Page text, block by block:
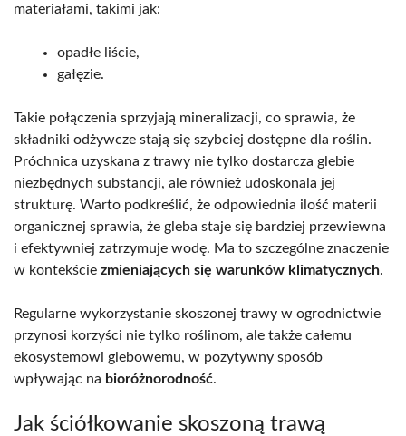
materiałami, takimi jak:
opadłe liście,
gałęzie.
Takie połączenia sprzyjają mineralizacji, co sprawia, że
składniki odżywcze stają się szybciej dostępne dla roślin.
Próchnica uzyskana z trawy nie tylko dostarcza glebie
niezbędnych substancji, ale również udoskonala jej
strukturę. Warto podkreślić, że odpowiednia ilość materii
organicznej sprawia, że gleba staje się bardziej przewiewna
i efektywniej zatrzymuje wodę. Ma to szczególne znaczenie
w kontekście zmieniających się warunków klimatycznych.
Regularne wykorzystanie skoszonej trawy w ogrodnictwie
przynosi korzyści nie tylko roślinom, ale także całemu
ekosystemowi glebowemu, w pozytywny sposób
wpływając na bioróżnorodność.
Jak ściółkowanie skoszoną trawą